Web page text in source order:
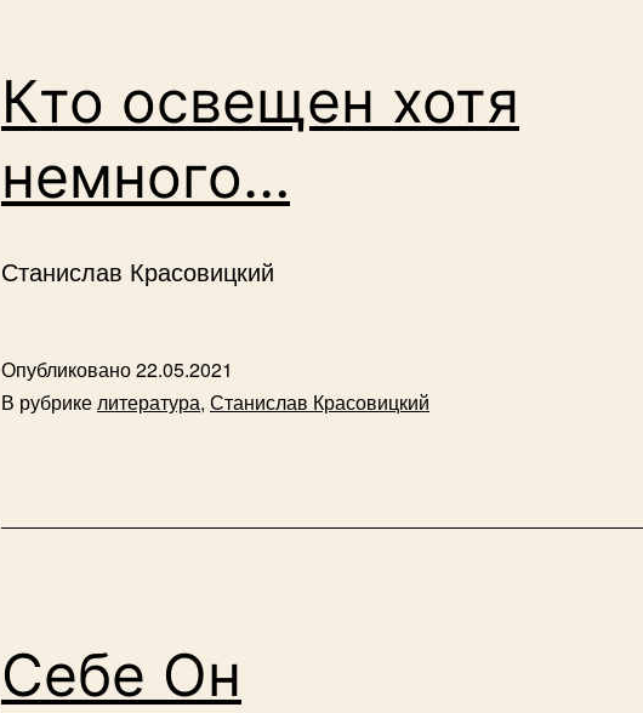
Кто освещен хотя
немного…
Станислав Красовицкий
Опубликовано22.05.2021
В рубрикелитература, Станислав Красовицкий
Себе Он